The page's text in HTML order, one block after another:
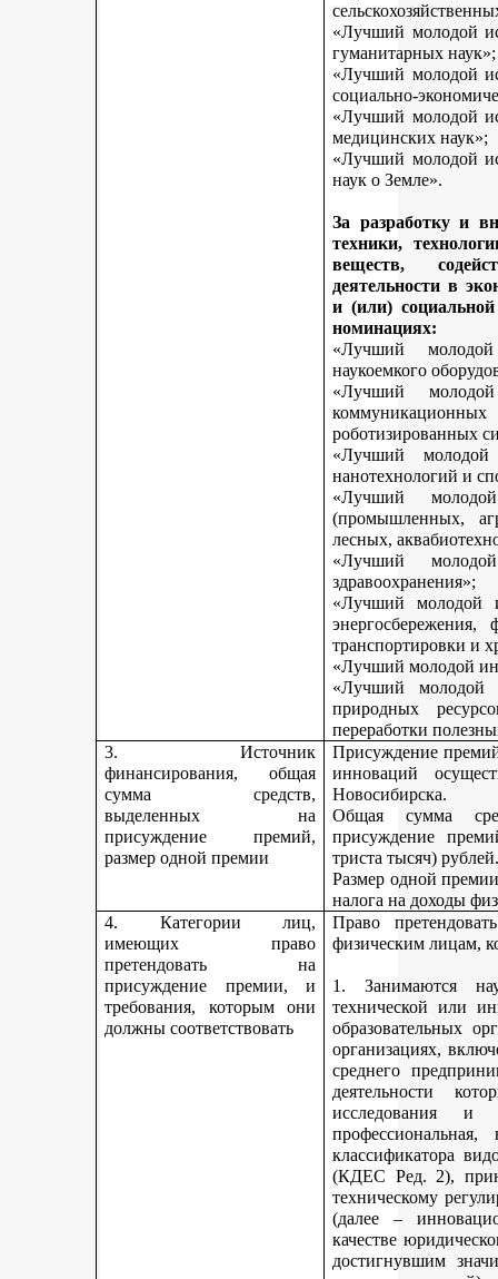
«Лучший молодой
гуманитарных наук»;
«Лучший молодой
социально-
«Лучший молодой
медицинских наук»;
«Лучший молодой
наук о Земле».
За разработку и
техники,
веществ,
деятельности в
и (или)
номинациях:
«Лучший
наукоемкого
«Лучший
роботизированных
«Лучший
нанотехнологий и
«Лучший
(промышленных,
лесных,
«Лучший
здравоохранения»;
«Лучший молодой
транспортировки и
«Лучший молодой
«Лучший молодой
природных
переработки
3. Источник
финансирования, общая
сумма средств,
выделенных на
присуждение премий,
размер одной премии
Присуждение
инноваций
Новосибирска.
Общая сумма
присуждение
триста тысяч)
Размер одной
налога на доходы
4. Категории лиц,
имеющих право
претендовать на
присуждение премии, и
требования, которым они
должны соответствовать
Право
физическим лицам,
1. Занимаются
технической или
образовательных
организациях,
среднего
деятельности
исследования и
классификатора
(КДЕС Ред. 2),
техническому
(далее –
качестве
достигнувшим